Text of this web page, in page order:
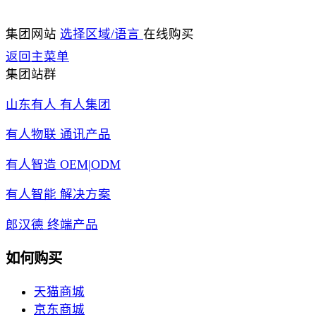
集团网站 选择区域/语言 在线购买
返回主菜单
集团站群
山东有人 有人集团
有人物联 通讯产品
有人智造 OEM|ODM
有人智能 解决方案
郎汉德 终端产品
如何购买
天猫商城
京东商城